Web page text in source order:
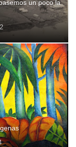
un poco la